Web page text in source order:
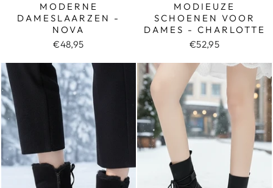
MODERNE
DAMESLAARZEN -
NOVA
€48,95
MODIEUZE
SCHOENEN VOOR
DAMES - CHARLOTTE
€52,95